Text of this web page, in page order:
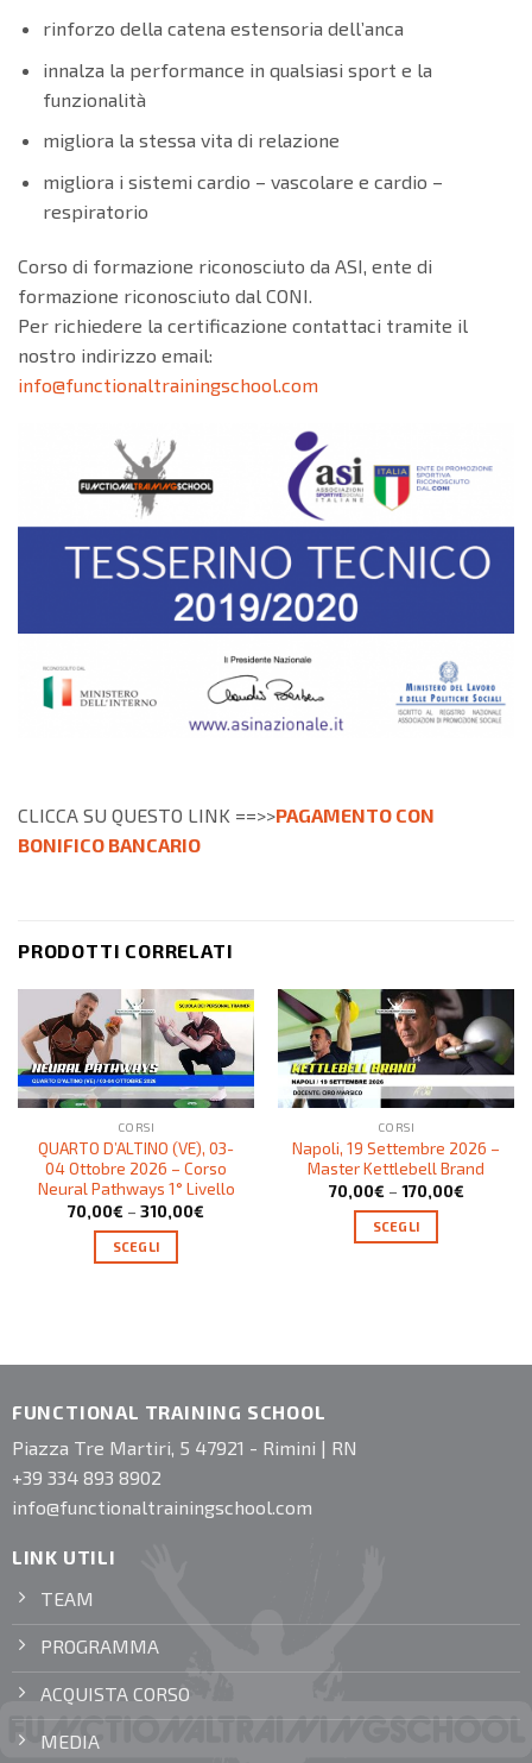
rinforzo della catena estensoria dell’anca
innalza la performance in qualsiasi sport e la
funzionalità
migliora la stessa vita di relazione
migliora i sistemi cardio – vascolare e cardio –
respiratorio
Corso di formazione riconosciuto da ASI, ente di
formazione riconosciuto dal CONI.
Per richiedere la certificazione contattaci tramite il
nostro indirizzo email:
info@functionaltrainingschool.com
CLICCA SU QUESTO LINK ==>>PAGAMENTO CON
BONIFICO BANCARIO
PRODOTTI CORRELATI
CORSI
QUARTO D’ALTINO (VE), 03-
04 Ottobre 2026 – Corso
Neural Pathways 1° Livello
70,00€ – 310,00€
SCEGLI
CORSI
Napoli, 19 Settembre 2026 –
Master Kettlebell Brand
70,00€ – 170,00€
SCEGLI
FUNCTIONAL TRAINING SCHOOL
Piazza Tre Martiri, 5 47921 - Rimini | RN
+39 334 893 8902
info@functionaltrainingschool.com
LINK UTILI
TEAM
PROGRAMMA
ACQUISTA CORSO
MEDIA